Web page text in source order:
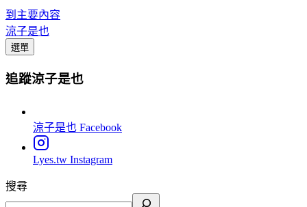
到主要內容
涼子是也
選單
追蹤涼子是也
涼子是也 Facebook
Lyes.tw Instagram
搜尋